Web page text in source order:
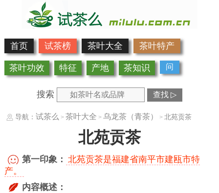
首页 试茶榜 茶叶大全 茶叶特产
茶叶功效 特征 产地 茶知识 问
搜索 查找 ▷
导航： 试茶么 > 茶叶大全 > 乌龙茶（青茶） > 北苑贡茶
北苑贡茶
第一印象： 北苑贡茶是福建省南平市建瓯市特
产。
内容概述：